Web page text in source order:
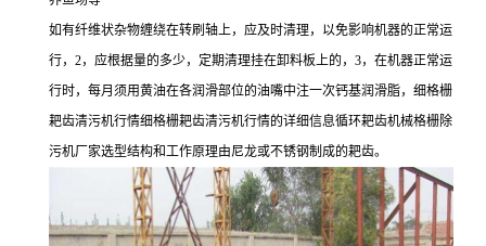
如有纤维状杂物缠绕在转刷轴上，应及时清理，以免影响机器的正常运
行，2，应根据量的多少，定期清理挂在卸料板上的，3，在机器正常运
行时，每月须用黄油在各润滑部位的油嘴中注一次钙基润滑脂，细格栅
耙齿清污机行情细格栅耙齿清污机行情的详细信息循环耙齿机械格栅除
污机厂家选型结构和工作原理由尼龙或不锈钢制成的耙齿。